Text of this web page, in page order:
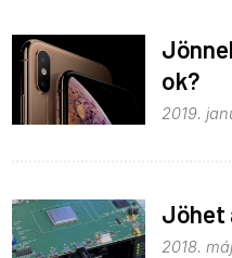
ok?
2019.
Jöhet
2018.